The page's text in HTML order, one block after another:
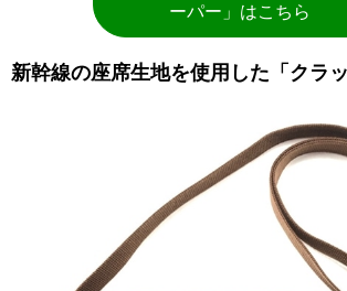
ーパー」はこちら
新幹線の座席生地を使用した「クラッ